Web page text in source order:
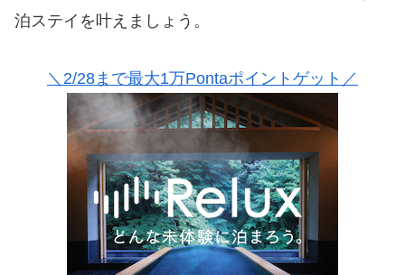
泊ステイを叶えましょう。
＼2/28まで最大1万Pontaポイントゲット／